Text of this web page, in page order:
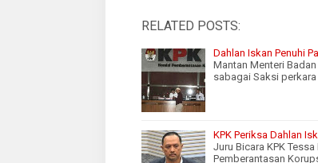
RELATED POSTS:
Dahlan Iskan Penuhi
Mantan Menteri
sabagai Saksi perkara
KPK Periksa Dahlan
Juru Bicara KPK
Pemberantasan